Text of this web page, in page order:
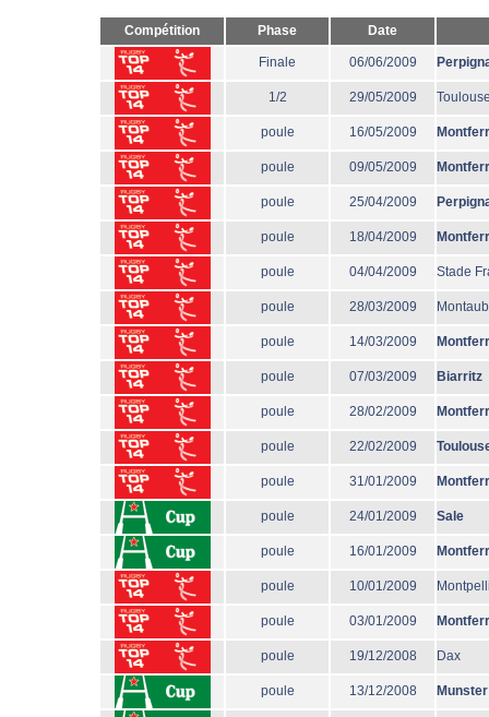
Compétition Phase Date
Finale 06/06/2009
1/2 29/05/2009
poule 16/05/2009
poule 09/05/2009
poule 25/04/2009
poule 18/04/2009
poule 04/04/2009 Stade
poule 28/03/2009
poule 14/03/2009
poule 07/03/2009 Biarritz
poule 28/02/2009
poule 22/02/2009
poule 31/01/2009
poule 24/01/2009 Sale
poule 16/01/2009
poule 10/01/2009
poule 03/01/2009
poule 19/12/2008 Dax
poule 13/12/2008 Munster